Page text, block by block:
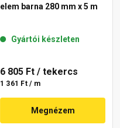
elem barna 280 mm x 5 m
Gyártói készleten
6 805 Ft / tekercs
1 361 Ft / m
Megnézem